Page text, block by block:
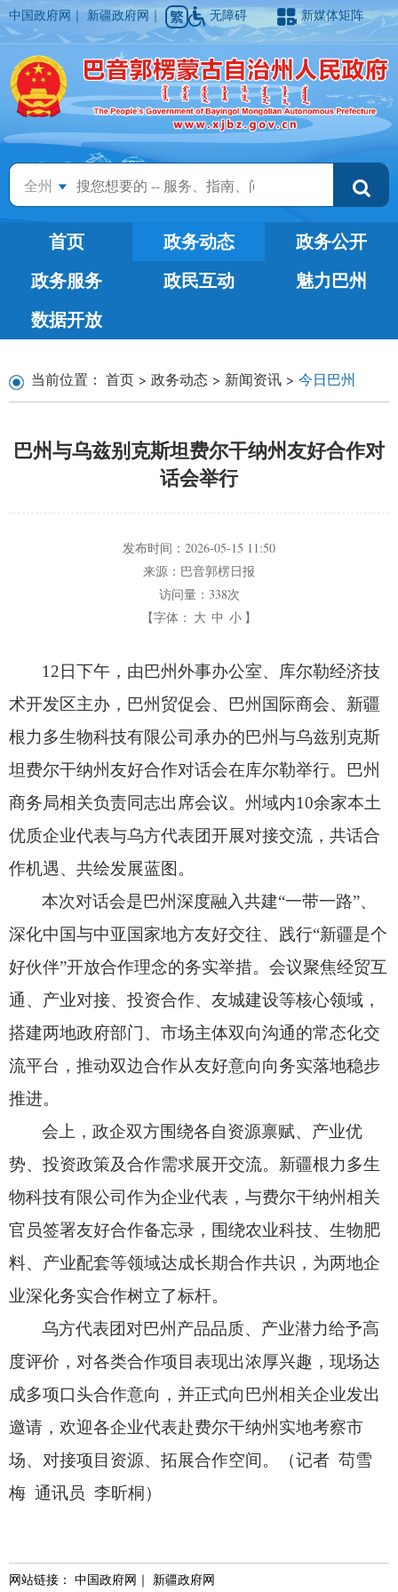
中国政府网 ｜新疆政府网 ｜ 无障碍 新媒体矩阵
全州
首页 政务动态
政务公开
政务服务
政民互动
魅力巴州
数据开放
当前位置： 首页 > 政务动态 > 新闻资讯 > 今日巴州
巴州与乌兹别克斯坦费尔干纳州友好合作对
话会举行
发布时间： 2026-05-15 11:50
来源： 巴音郭楞日报
访问量： 338次
【字体： 大 中 小 】
12日下午， 由巴州外事办公室、 库尔勒经济技
术开发区主办， 巴州贸促会、 巴州国际商会、 新疆
根力多生物科技有限公司承办的巴州与乌兹别克斯
坦费尔干纳州友好合作对话会在库尔勒举行。
巴州
商务局相关负责同志出席会议。 州域内10余家本土
优质企业代表与乌方代表团开展对接交流， 共话合
作机遇、 共绘发展蓝图。
本次对话会是巴州深度融入共建“一带一路”、
深化中国与中亚国家地方友好交往、 践行“新疆是个
好伙伴”开放合作理念的务实举措。 会议聚焦经贸互
通、 产业对接、 投资合作、 友城建设等核心领域，
搭建两地政府部门、 市场主体双向沟通的常态化交
流平台， 推动双边合作从友好意向向务实落地稳步
推进。
会上，政企双方围绕各自资源禀赋、 产业优
势、 投资政策及合作需求展开交流。 新疆根力多生
物科技有限公司作为企业代表， 与费尔干纳州相关
官员签署友好合作备忘录， 围绕农业科技、 生物肥
料、 产业配套等领域达成长期合作共识， 为两地企
业深化务实合作树立了标杆。
乌方代表团对巴州产品品质、 产业潜力给予高
度评价， 对各类合作项目表现出浓厚兴趣， 现场达
成多项口头合作意向， 并正式向巴州相关企业发出
邀请， 欢迎各企业代表赴费尔干纳州实地考察市
场、 对接项目资源、 拓展合作空间。
（记者 苟雪
梅 通讯员 李昕桐）
网站链接： 中国政府网 ｜ 新疆政府网